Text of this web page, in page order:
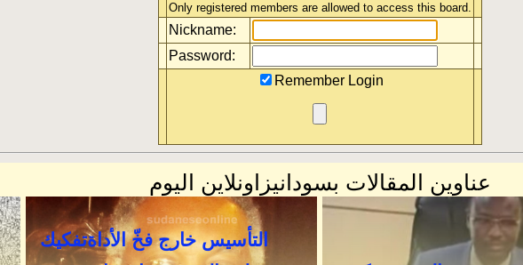
Only registered members are allowed to access this board.
Nickname:
Password:
Remember Login